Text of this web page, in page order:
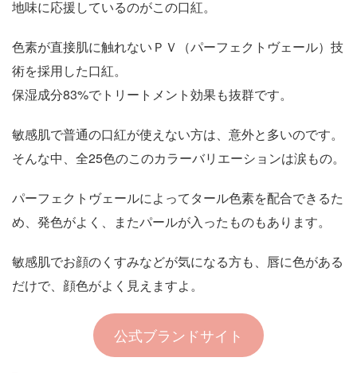
地味に応援しているのがこの口紅。
色素が直接肌に触れないＰＶ（パーフェクトヴェール）技
術を採用した口紅。
保湿成分83%でトリートメント効果も抜群です。
敏感肌で普通の口紅が使えない方は、意外と多いのです。
そんな中、全25色のこのカラーバリエーションは涙もの。
パーフェクトヴェールによってタール色素を配合できるた
め、発色がよく、またパールが入ったものもあります。
敏感肌でお顔のくすみなどが気になる方も、唇に色がある
だけで、顔色がよく見えますよ。
公式ブランドサイト